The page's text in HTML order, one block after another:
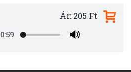
0:59
Ár: 205 Ft